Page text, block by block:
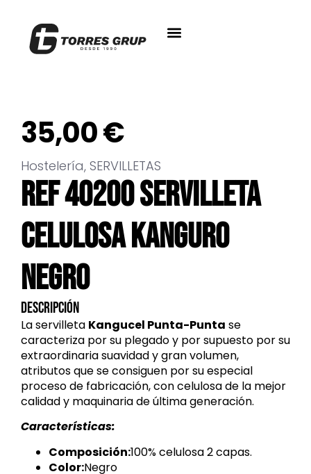
35,00€
Hostelería, SERVILLETAS
REF 40200 SERVILLETA
CELULOSA KANGURO
NEGRO
Descripción
La servilleta Kangucel Punta-Punta se
caracteriza por su plegado y por supuesto por su
extraordinaria suavidad y gran volumen,
atributos que se consiguen por su especial
proceso de fabricación, con celulosa de la mejor
calidad y maquinaria de última generación.
Características:
Composición:100% celulosa 2 capas.
Color:Negro